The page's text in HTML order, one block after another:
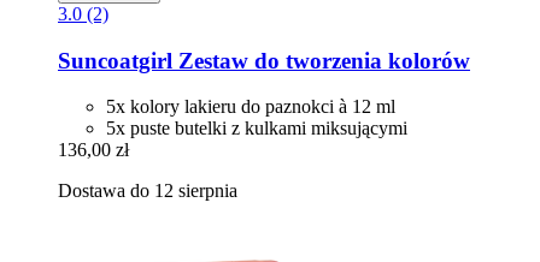
3.0 (2)
Suncoatgirl Zestaw do tworzenia kolorów
5x kolory lakieru do paznokci à 12 ml
5x puste butelki z kulkami miksującymi
136,00 zł
Dostawa do 12 sierpnia